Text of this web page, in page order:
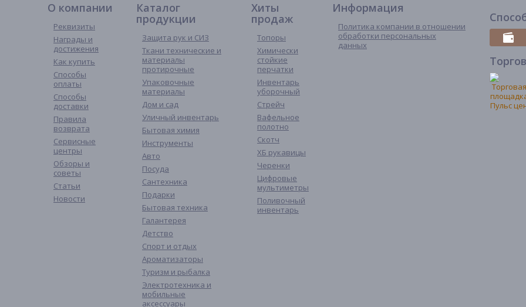
О компании
Реквизиты
Награды и
достижения
Как купить
Способы
оплаты
Способы
доставки
Правила
возврата
Сервисные
центры
Обзоры и
советы
Статьи
Новости
Каталог
продукции
Защита рук и СИЗ
Ткани технические и
материалы
протирочные
Упаковочные
материалы
Дом и сад
Уличный инвентарь
Бытовая химия
Инструменты
Авто
Посуда
Сантехника
Подарки
Бытовая техника
Галантерея
Детство
Спорт и отдых
Ароматизаторы
Туризм и рыбалка
Электротехника и
мобильные
аксессуары
Хиты
продаж
Топоры
Химически
стойкие
перчатки
Инвентарь
уборочный
Стрейч
Вафельное
полотно
Скотч
ХБ рукавицы
Черенки
Цифровые
мультиметры
Поливочный
инвентарь
Информация
Политика компании в отношении
обработки персональных
данных